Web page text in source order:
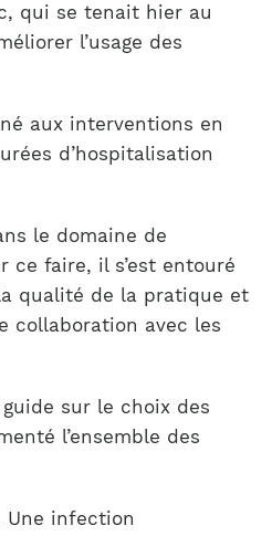
qui se tenait hier au
l’usage des
aux interventions en
d’hospitalisation
le domaine de
ce faire, il s’est entouré
qualité de la pratique et
collaboration avec les
sur le choix des
l’ensemble des
Une infection